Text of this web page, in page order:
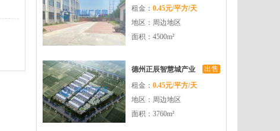
带牛腿，6000平厂房
出售 层高9.5
租金： 0.45元/平方/天
地区：周边地区
面积：4500m²
德州正辰智慧城产业
园销售开启
出售
租金： 0.45元/平方/天
地区：周边地区
面积：3760m²